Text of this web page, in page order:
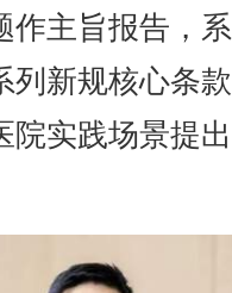
作主旨报告，
列新规核心条
院实践场景提